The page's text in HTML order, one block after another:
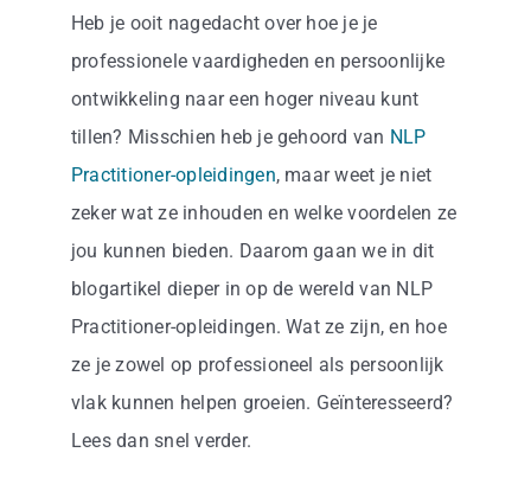
Heb je ooit nagedacht over hoe je je
professionele vaardigheden en persoonlijke
ontwikkeling naar een hoger niveau kunt
tillen? Misschien heb je gehoord van NLP
Practitioner-opleidingen, maar weet je niet
zeker wat ze inhouden en welke voordelen ze
jou kunnen bieden. Daarom gaan we in dit
blogartikel dieper in op de wereld van NLP
Practitioner-opleidingen. Wat ze zijn, en hoe
ze je zowel op professioneel als persoonlijk
vlak kunnen helpen groeien. Geïnteresseerd?
Lees dan snel verder.